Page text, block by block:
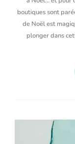
boutiques sont
de Noël est
plonger dans